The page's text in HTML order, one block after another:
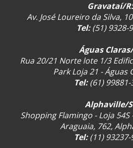
Gravataí/
Av. José Loureiro da Silva,
Tel:(51) 9328-
Águas
Rua 20/21 Norte lote 1/3
Park Loja 21 - Águas
Tel:(61) 99881-
Alphaville/
Shopping Flamingo - Loja
Araguaia, 762,
Tel:(11) 93237-